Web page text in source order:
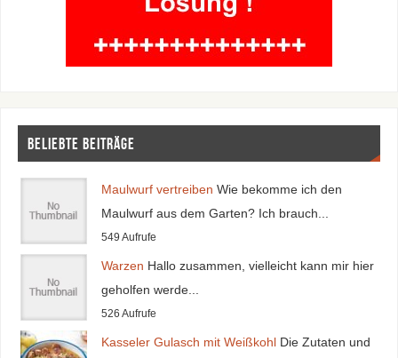
Beliebte Beiträge
Maulwurf vertreiben Wie bekomme ich den
Maulwurf aus dem Garten? Ich brauch...
549 Aufrufe
Warzen Hallo zusammen, vielleicht kann mir hier
geholfen werde...
526 Aufrufe
Kasseler Gulasch mit Weißkohl Die Zutaten und